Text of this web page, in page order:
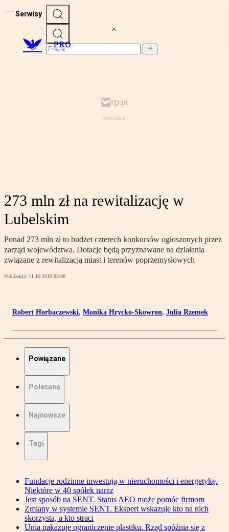
Serwisy
PRO
273 mln zł na rewitalizację w
Lubelskim
Ponad 273 mln zł to budżet czterech konkursów ogłoszonych przez
zarząd województwa. Dotacje będą przyznawane na działania
związane z rewitalizacją miast i terenów poprzemysłowych
Publikacja: 11.10.2010 03:00
Robert Horbaczewski, Monika Hrycko-Skowron, Julia Rzemek
Powiązane
Polecane
Najnowsze
Tagi
Fundacje rodzinne inwestują w nieruchomości i energetykę.
Niektóre w 40 spółek naraz
Jest sposób na SENT. Status AEO może pomóc firmom
Zmiany w systemie SENT. Ekspert wskazuje kto na nich
skorzysta, a kto straci
Unia nakazuje ograniczenie plastiku. Rząd spóźnia się z